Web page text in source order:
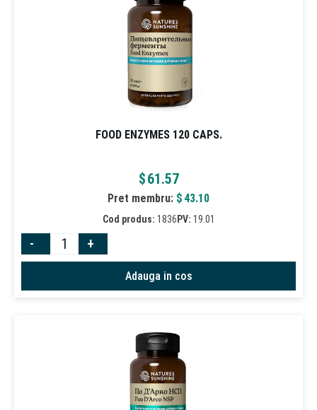
FOOD ENZYMES 120 CAPS.
$61.57
Pret membru: $ 43.10
Cod produs: 1836 PV: 19.01
- +
Adauga in cos